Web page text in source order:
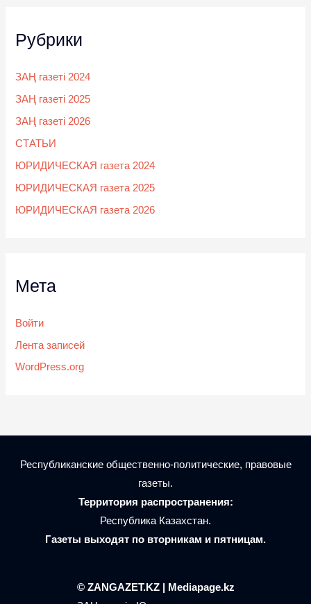
Рубрики
ЗАҢ газеті 2024
ЗАҢ газеті 2025
ЗАҢ газеті 2026
СТАТЬИ
ЮРИДИЧЕСКАЯ газета 2024
ЮРИДИЧЕСКАЯ газета 2025
ЮРИДИЧЕСКАЯ газета 2026
Мета
Войти
Лента записей
WordPress.org
Республиканские общественно-политические, правовые
газеты.
Территория распространения:
Республика Казахстан.
Газеты выходят по вторникам и пятницам.
© ZANGAZET.KZ | Mediapage.kz